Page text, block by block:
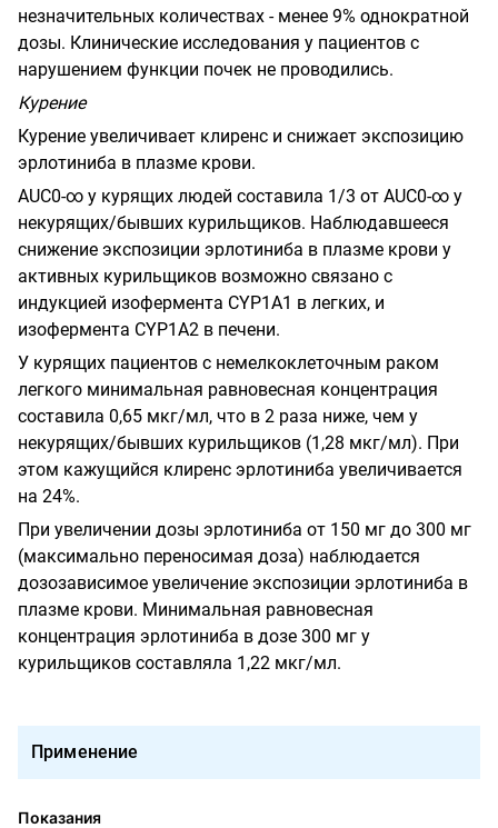
незначительных количествах - менее 9% однократной
дозы. Клинические исследования у пациентов с
нарушением функции почек не проводились.
Курение
Курение увеличивает клиренс и снижает экспозицию
эрлотиниба в плазме крови.
AUC0-∞ у курящих людей составила 1/3 от AUC0-∞ у
некурящих/бывших курильщиков. Наблюдавшееся
снижение экспозиции эрлотиниба в плазме крови у
активных курильщиков возможно связано с
индукцией изофермента СYР1А1 в легких, и
изофермента СYР1А2 в печени.
У курящих пациентов с немелкоклеточным раком
легкого минимальная равновесная концентрация
составила 0,65 мкг/мл, что в 2 раза ниже, чем у
некурящих/бывших курильщиков (1,28 мкг/мл). При
этом кажущийся клиренс эрлотиниба увеличивается
на 24%.
При увеличении дозы эрлотиниба от 150 мг до 300 мг
(максимально переносимая доза) наблюдается
дозозависимое увеличение экспозиции эрлотиниба в
плазме крови. Минимальная равновесная
концентрация эрлотиниба в дозе 300 мг у
курильщиков составляла 1,22 мкг/мл.
Применение
Показания